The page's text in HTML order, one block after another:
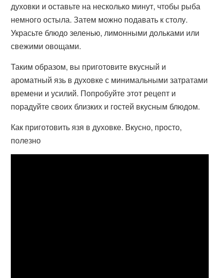
духовки и оставьте на несколько минут, чтобы рыба
немного остыла. Затем можно подавать к столу.
Украсьте блюдо зеленью, лимонными дольками или
свежими овощами.
Таким образом, вы приготовите вкусный и
ароматный язь в духовке с минимальными затратами
времени и усилий. Попробуйте этот рецепт и
порадуйте своих близких и гостей вкусным блюдом.
Как приготовить язя в духовке. Вкусно, просто,
полезно